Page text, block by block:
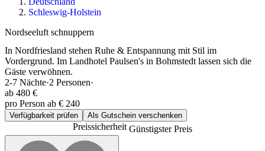
Schleswig-Holstein
Nordseeluft schnuppern
In Nordfriesland stehen Ruhe & Entspannung mit Stil im
Vordergrund. Im Landhotel Paulsen's in Bohmstedt lassen sich die
Gäste verwöhnen.
2-7 Nächte·2 Personen·
ab 480 €
pro Person ab € 240
Verfügbarkeit prüfen Als Gutschein verschenken
PreissicherheitGünstigster Preis